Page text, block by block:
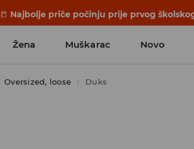
📒 Najbolje priče počinju prije prvog
Žena Muškarac Novo
Oversized, loose Duks